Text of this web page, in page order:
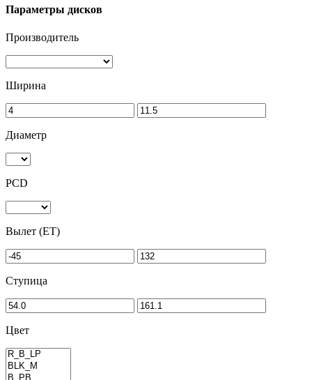
Параметры дисков
Производитель
Ширина
Диаметр
PCD
Вылет (ET)
Ступица
Цвет